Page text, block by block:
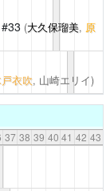
#33 (大久保瑠美, 原
衣吹, 山崎エリイ)
37 38 39 40 41 42 43